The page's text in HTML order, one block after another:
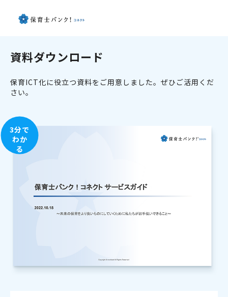
資料ダウンロード
保育ICT化に役立つ資料をご用意しました。ぜひご活用くだ
さい。
3分で
わか
る